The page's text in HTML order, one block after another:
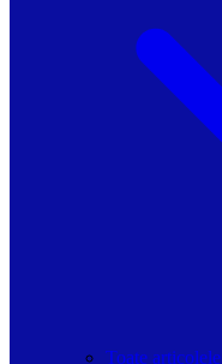
Toate articolele